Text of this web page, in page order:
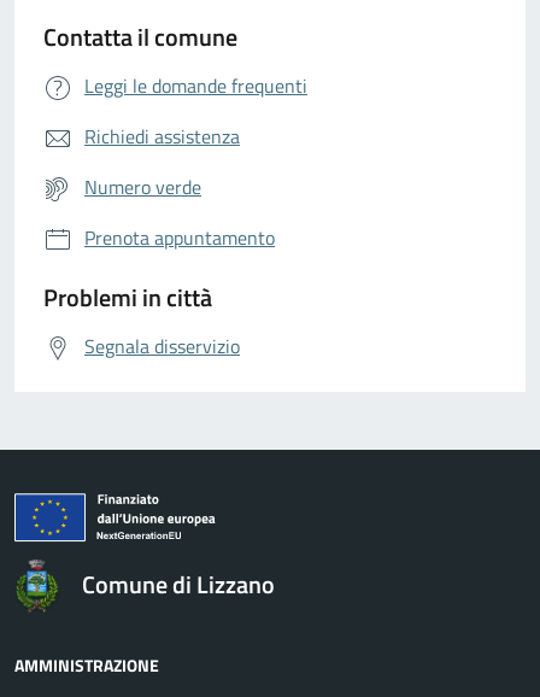
Contatta il comune
Leggi le domande frequenti
Richiedi assistenza
Numero verde
Prenota appuntamento
Problemi in città
Segnala disservizio
Comune di Lizzano
AMMINISTRAZIONE